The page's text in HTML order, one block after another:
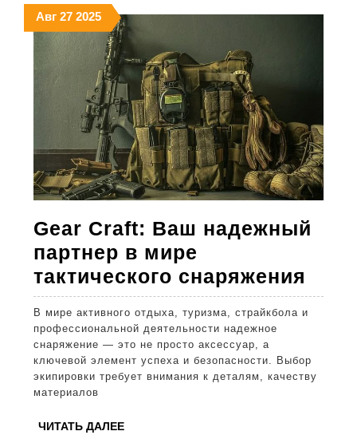
родительства
Авг27.08.2025
2727.08.2025
202527.08.2025
Gear Craft: Ваш надежный
партнер в мире
тактического снаряжения
Ваш
В мире активного отдыха, туризма, страйкбола и
профессиональной деятельности надежное
снаряжение — это не просто аксессуар, а
ключевой элемент успеха и безопасности. Выбор
экипировки требует внимания к деталям, качеству
материалов
ЧИТАТЬ ДАЛЕЕЧИТАТЬ